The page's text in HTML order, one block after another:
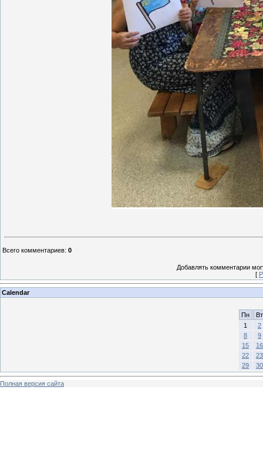
Всего комментариев: 0
Добавлять комментарии
[
Calendar
Пн
Вт
1
2
8
9
15
16
22
23
29
30
Полная версия сайта